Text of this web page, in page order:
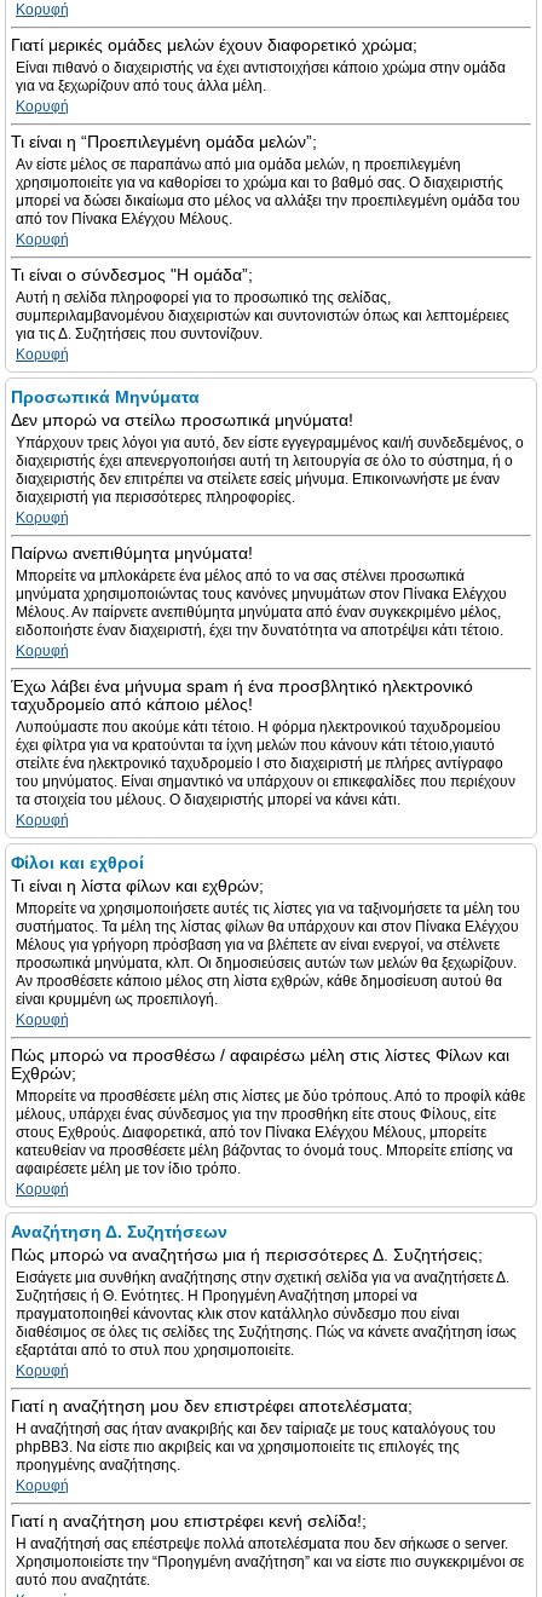
Κορυφή
Γιατί μερικές ομάδες μελών έχουν διαφορετικό χρώμα;
Είναι πιθανό ο διαχειριστής να έχει αντιστοιχήσει κάποιο χρώμα στην ομάδα
για να ξεχωρίζουν από τους άλλα μέλη.
Κορυφή
Τι είναι η “Προεπιλεγμένη ομάδα μελών”;
Αν είστε μέλος σε παραπάνω από μια ομάδα μελών, η προεπιλεγμένη
χρησιμοποιείτε για να καθορίσει το χρώμα και το βαθμό σας. Ο διαχειριστής
μπορεί να δώσει δικαίωμα στο μέλος να αλλάξει την προεπιλεγμένη ομάδα του
από τον Πίνακα Ελέγχου Μέλους.
Κορυφή
Τι είναι ο σύνδεσμος "Η ομάδα”;
Αυτή η σελίδα πληροφορεί για το προσωπικό της σελίδας,
συμπεριλαμβανομένου διαχειριστών και συντονιστών όπως και λεπτομέρειες
για τις Δ. Συζητήσεις που συντονίζουν.
Κορυφή
Προσωπικά Μηνύματα
Δεν μπορώ να στείλω προσωπικά μηνύματα!
Υπάρχουν τρεις λόγοι για αυτό, δεν είστε εγγεγραμμένος και/ή συνδεδεμένος, ο
διαχειριστής έχει απενεργοποιήσει αυτή τη λειτουργία σε όλο το σύστημα, ή ο
διαχειριστής δεν επιτρέπει να στείλετε εσείς μήνυμα. Επικοινωνήστε με έναν
διαχειριστή για περισσότερες πληροφορίες.
Κορυφή
Παίρνω ανεπιθύμητα μηνύματα!
Μπορείτε να μπλοκάρετε ένα μέλος από το να σας στέλνει προσωπικά
μηνύματα χρησιμοποιώντας τους κανόνες μηνυμάτων στον Πίνακα Ελέγχου
Μέλους. Αν παίρνετε ανεπιθύμητα μηνύματα από έναν συγκεκριμένο μέλος,
ειδοποιήστε έναν διαχειριστή, έχει την δυνατότητα να αποτρέψει κάτι τέτοιο.
Κορυφή
Έχω λάβει ένα μήνυμα spam ή ένα προσβλητικό ηλεκτρονικό
ταχυδρομείο από κάποιο μέλος!
Λυπούμαστε που ακούμε κάτι τέτοιο. Η φόρμα ηλεκτρονικού ταχυδρομείου
έχει φίλτρα για να κρατούνται τα ίχνη μελών που κάνουν κάτι τέτοιο,γιαυτό
στείλτε ένα ηλεκτρονικό ταχυδρομείο l στο διαχειριστή με πλήρες αντίγραφο
του μηνύματος. Είναι σημαντικό να υπάρχουν οι επικεφαλίδες που περιέχουν
τα στοιχεία του μέλους. Ο διαχειριστής μπορεί να κάνει κάτι.
Κορυφή
Φίλοι και εχθροί
Τι είναι η λίστα φίλων και εχθρών;
Μπορείτε να χρησιμοποιήσετε αυτές τις λίστες για να ταξινομήσετε τα μέλη του
συστήματος. Τα μέλη της λίστας φίλων θα υπάρχουν και στον Πίνακα Ελέγχου
Μέλους για γρήγορη πρόσβαση για να βλέπετε αν είναι ενεργοί, να στέλνετε
προσωπικά μηνύματα, κλπ. Οι δημοσιεύσεις αυτών των μελών θα ξεχωρίζουν.
Αν προσθέσετε κάποιο μέλος στη λίστα εχθρών, κάθε δημοσίευση αυτού θα
είναι κρυμμένη ως προεπιλογή.
Κορυφή
Πώς μπορώ να προσθέσω / αφαιρέσω μέλη στις λίστες Φίλων και
Εχθρών;
Μπορείτε να προσθέσετε μέλη στις λίστες με δύο τρόπους. Από το προφίλ κάθε
μέλους, υπάρχει ένας σύνδεσμος για την προσθήκη είτε στους Φίλους, είτε
στους Εχθρούς. Διαφορετικά, από τον Πίνακα Ελέγχου Μέλους, μπορείτε
κατευθείαν να προσθέσετε μέλη βάζοντας το όνομά τους. Μπορείτε επίσης να
αφαιρέσετε μέλη με τον ίδιο τρόπο.
Κορυφή
Αναζήτηση Δ. Συζητήσεων
Πώς μπορώ να αναζητήσω μια ή περισσότερες Δ. Συζητήσεις;
Εισάγετε μια συνθήκη αναζήτησης στην σχετική σελίδα για να αναζητήσετε Δ.
Συζητήσεις ή Θ. Ενότητες. Η Προηγμένη Αναζήτηση μπορεί να
πραγματοποιηθεί κάνοντας κλικ στον κατάλληλο σύνδεσμο που είναι
διαθέσιμος σε όλες τις σελίδες της Συζήτησης. Πώς να κάνετε αναζήτηση ίσως
εξαρτάται από το στυλ που χρησιμοποιείτε.
Κορυφή
Γιατί η αναζήτηση μου δεν επιστρέφει αποτελέσματα;
Η αναζήτησή σας ήταν ανακριβής και δεν ταίριαζε με τους καταλόγους του
phpBB3. Να είστε πιο ακριβείς και να χρησιμοποιείτε τις επιλογές της
προηγμένης αναζήτησης.
Κορυφή
Γιατί η αναζήτηση μου επιστρέφει κενή σελίδα!;
Η αναζήτησή σας επέστρεψε πολλά αποτελέσματα που δεν σήκωσε ο server.
Χρησιμοποιείστε την “Προηγμένη αναζήτηση” και να είστε πιο συγκεκριμένοι σε
αυτό που αναζητάτε.